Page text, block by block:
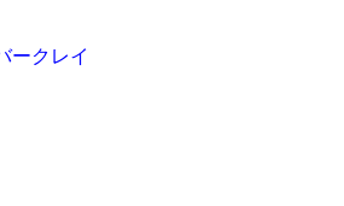
ークレイ